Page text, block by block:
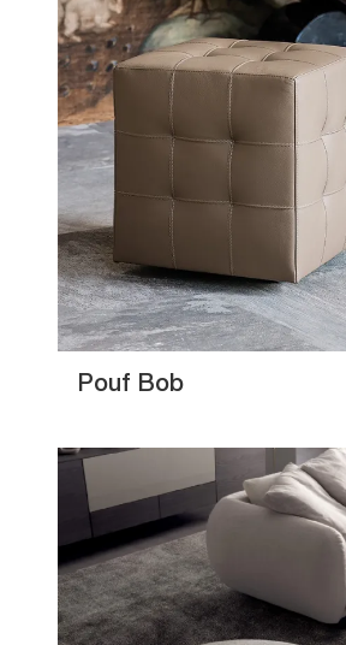
Pouf Bob